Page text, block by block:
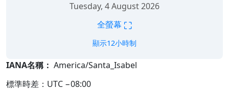
星期五, 7 8 2026
全螢幕 ⛶
顯示12小時制
IANA名稱： America/Santa_Isabel
標準時差：UTC −08:00